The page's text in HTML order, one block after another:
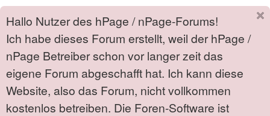
Hallo Nutzer des hPage / nPage-Forums!
Ich habe dieses Forum erstellt, weil der hPage /
nPage Betreiber schon vor langer zeit das
eigene Forum abgeschafft hat. Ich kann diese
Website, also das Forum, nicht vollkommen
kostenlos betreiben. Die Foren-Software ist